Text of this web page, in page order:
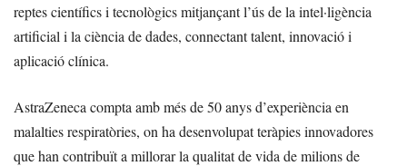
reptes científics i tecnològics mitjançant l’ús de la intel·ligència
artificial i la ciència de dades, connectant talent, innovació i
aplicació clínica.
AstraZeneca compta amb més de 50 anys d’experiència en
malalties respiratòries, on ha desenvolupat teràpies innovadores
que han contribuït a millorar la qualitat de vida de milions de